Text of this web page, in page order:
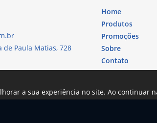
de Paula Matias, 728
Home
Produtos
Promoções
Sobre
Contato
a sua experiência no site. Ao continuar